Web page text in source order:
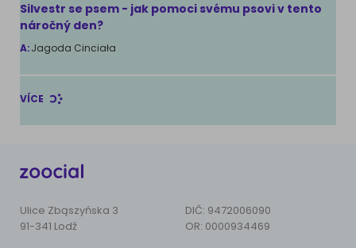
Silvestr se psem - jak pomoci svému psovi v tento
náročný den?
A:Jagoda Cinciała
VÍCE
Ulice Zbąszyńska 3
91-341 Lodž
DIČ: 9472006090
OR: 0000934469